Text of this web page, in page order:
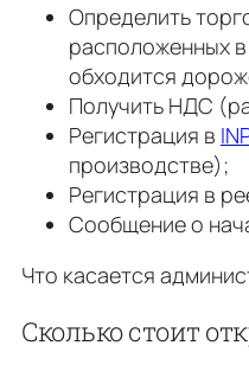
Определить
расположенных
обходится
Получить НДС
Регистрация в
производстве);
Регистрация в
Сообщение о
Что касается
Сколько стоит